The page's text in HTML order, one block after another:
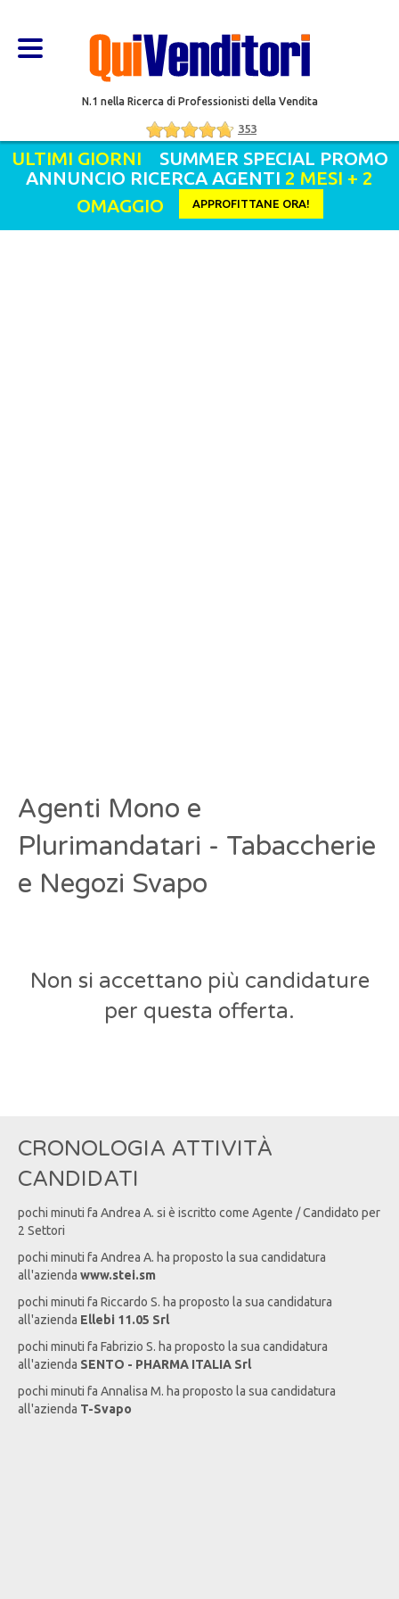
N.1 nella Ricerca di Professionisti della Vendita
353
ULTIMI GIORNI SUMMER SPECIAL PROMO
ANNUNCIO RICERCA AGENTI 2 MESI + 2
OMAGGIO
APPROFITTANE ORA!
Agenti Mono e
Plurimandatari - Tabaccherie
e Negozi Svapo
Non si accettano più candidature
per questa offerta.
CRONOLOGIA ATTIVITÀ
CANDIDATI
pochi minuti fa Andrea A. si è iscritto come Agente / Candidato per
2 Settori
pochi minuti fa Andrea A. ha proposto la sua candidatura
all'azienda www.stei.sm
pochi minuti fa Riccardo S. ha proposto la sua candidatura
all'azienda Ellebi 11.05 Srl
pochi minuti fa Fabrizio S. ha proposto la sua candidatura
all'azienda SENTO - PHARMA ITALIA Srl
pochi minuti fa Annalisa M. ha proposto la sua candidatura
all'azienda T-Svapo